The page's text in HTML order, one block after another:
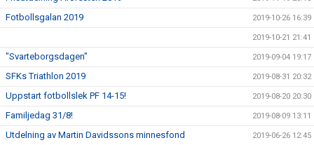
Fotbollsgalan 2019 2019-10-26 16:39
2019-10-21 21:41
"Svarteborgsdagen" 2019-09-04 19:17
SFKs Triathlon 2019 2019-08-31 20:32
Uppstart fotbollslek PF 14-15! 2019-08-20 20:30
Familjedag 31/8! 2019-08-09 13:11
Utdelning av Martin Davidssons minnesfond 2019-06-26 12:45